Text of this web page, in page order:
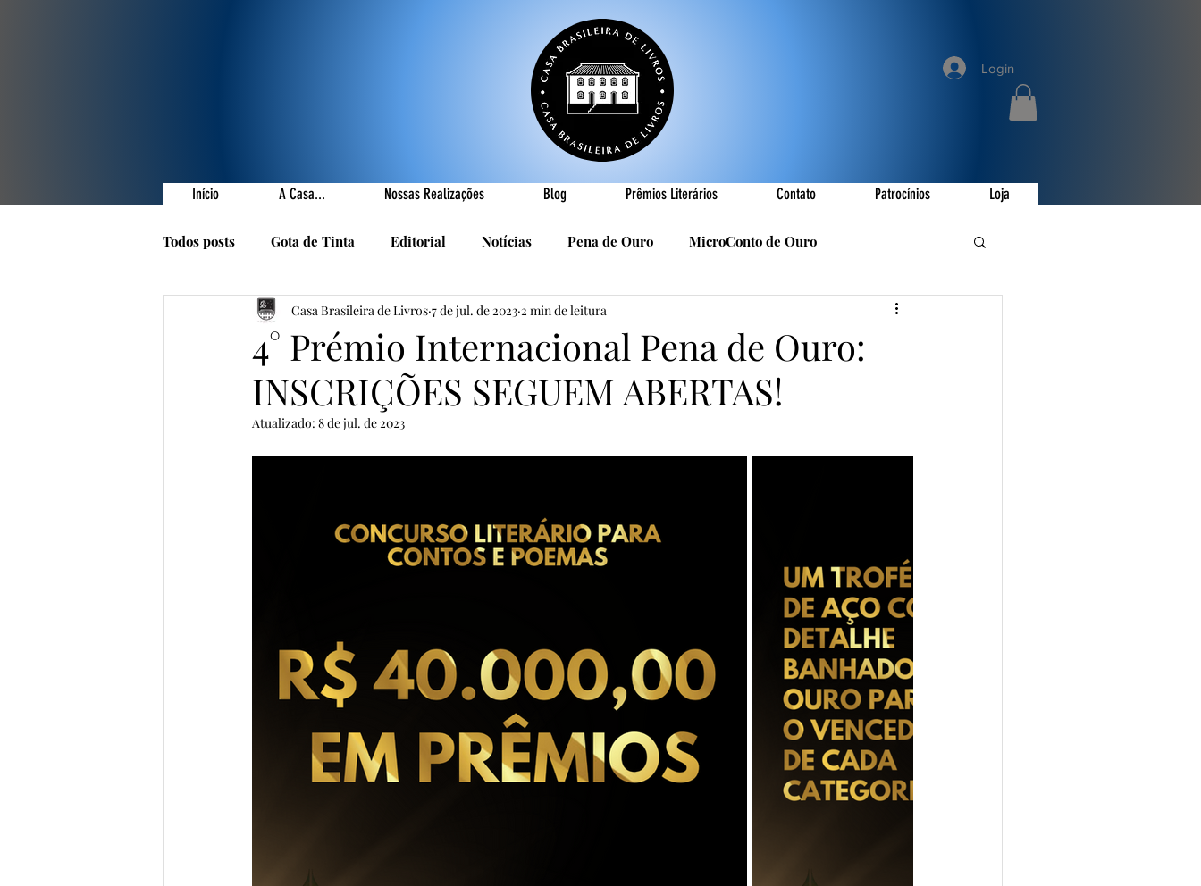
Início A Casa... Nossas Realizações Blog Prêmios Literários Contato Patrocínios Loja
Login
Todos posts Gota de Tinta Editorial Notícias Pena de Ouro MicroConto de Ouro
Prêmios Literários Nossas Realizações Cândido Luís Vasques
1001 Poetas Autores da Casa R. Roldan-Roldan Carlos Nejar Sebastião Burnay
Prata da Casa Semifinalistas Pena de Ouro 2023 Finalistas Pena de Ouro 2023
Vencedores Pena de Ouro 2023 Vera Duarte Clube da Casa
Vencedores MicroConto de Ouro 2024
Elomar Figueira Mello Gabriel Figueiraes Pena de Ouro 2025 MicroConto de Ouro 2025
4° Prémio Internacional Pena de Ouro:
INSCRIÇÕES SEGUEM ABERTAS!
Casa Brasileira de Livros 7 de jul. de 2023 2 min de leitura
Atualizado: 8 de jul. de 2023